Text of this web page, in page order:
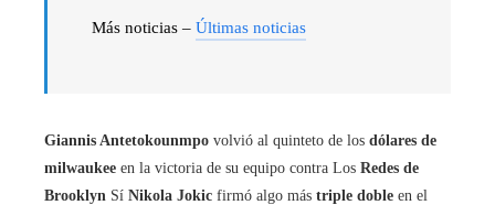
Más noticias – Últimas noticias
Giannis Antetokounmpo volvió al quinteto de los dólares de
milwaukee en la victoria de su equipo contra Los Redes de
Brooklyn Sí Nikola Jokic firmó algo más triple doble en el